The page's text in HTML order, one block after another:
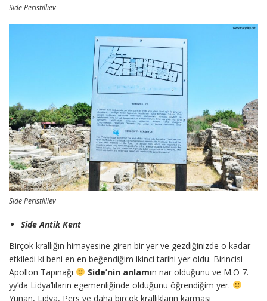
Side Peristilliev
Side Peristilliev
Side Antik Kent
Birçok krallığın himayesine giren bir yer ve gezdiğinizde o kadar
etkiledi ki beni en en beğendiğim ikinci tarihi yer oldu. Birincisi
Apollon Tapınağı
Side’nin anlamın nar olduğunu ve M.Ö 7.
yy’da Lidya’lıların egemenliğinde olduğunu öğrendiğim yer.
Yunan, Lidya, Pers ve daha birçok krallıkların karması